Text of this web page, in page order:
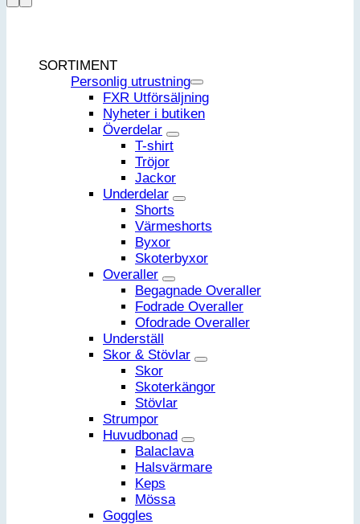
SORTIMENT
Personlig utrustning
FXR Utförsäljning
Nyheter i butiken
Överdelar
T-shirt
Tröjor
Jackor
Underdelar
Shorts
Värmeshorts
Byxor
Skoterbyxor
Overaller
Begagnade Overaller
Fodrade Overaller
Ofodrade Overaller
Underställ
Skor & Stövlar
Skor
Skoterkängor
Stövlar
Strumpor
Huvudbonad
Balaclava
Halsvärmare
Keps
Mössa
Goggles